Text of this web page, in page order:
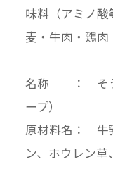
味料（アミノ
麦・牛肉・鶏肉
名称 ： そう
ープ）
原材料名： 牛
ン、ホウレン